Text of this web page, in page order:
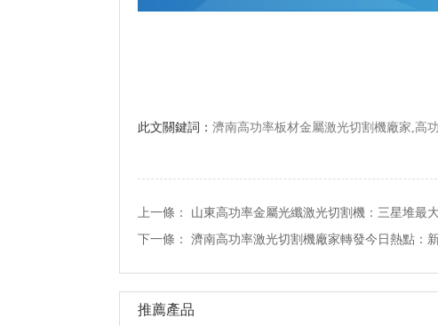
此文關鍵詞：濟南高功率板材金屬激光切割機廠家,高
上一條： 山東高功率金屬光纖激光切割機：三星堆最
下一條：濟南高功率激光切割機廠家轉發今日熱點：
推薦產品